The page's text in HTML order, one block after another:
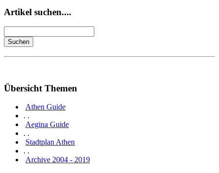
Artikel suchen....
Übersicht Themen
Athen Guide
. .
Aegina Guide
. .
Stadtplan Athen
. .
Archive 2004 - 2019